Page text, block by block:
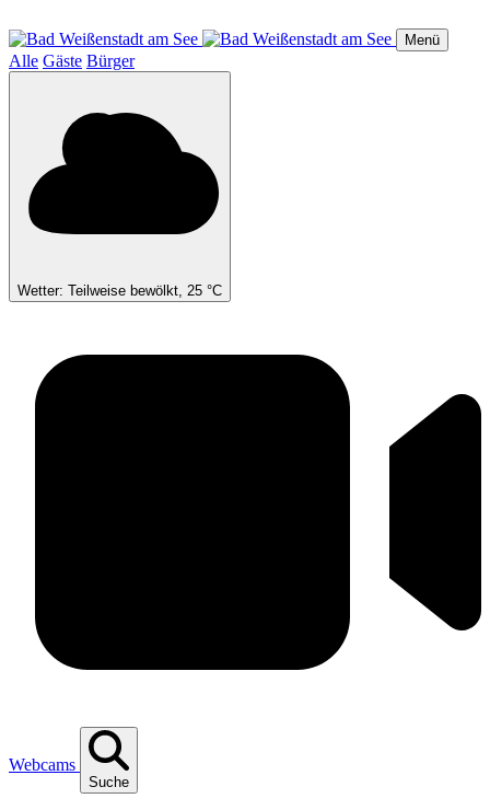
zum
Inhalt
Menü
Alle Gäste Bürger
Wetter: Teilweise bewölkt, 25 °C
Webcams
Suche